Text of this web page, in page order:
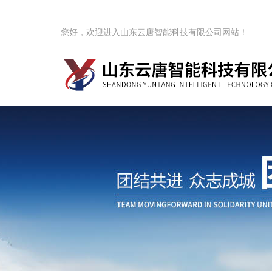
您好，欢迎进入山东云唐智能科技有限公司网站！